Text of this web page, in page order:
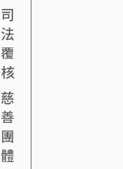
司
法
覆
核
慈
善
團
體